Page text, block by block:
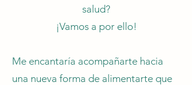
salud?
¡Vamos a por ello!
Me encantaría acompañarte hacia
una nueva forma de alimentarte que